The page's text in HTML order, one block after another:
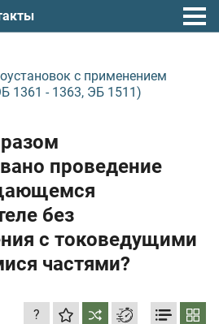
с применением
1361 - 1363, ЭБ 1511)
проведение
без
с токоведущими
частями?
?